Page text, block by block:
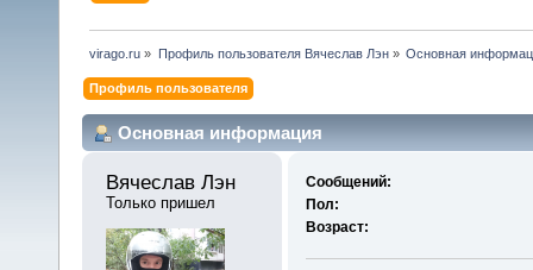
virago.ru » Профиль пользователя Вячеслав Лэн» Основная
Профиль пользователя
Основная информация
Вячеслав Лэн
Только пришел
Сообщений:
Пол:
Возраст: